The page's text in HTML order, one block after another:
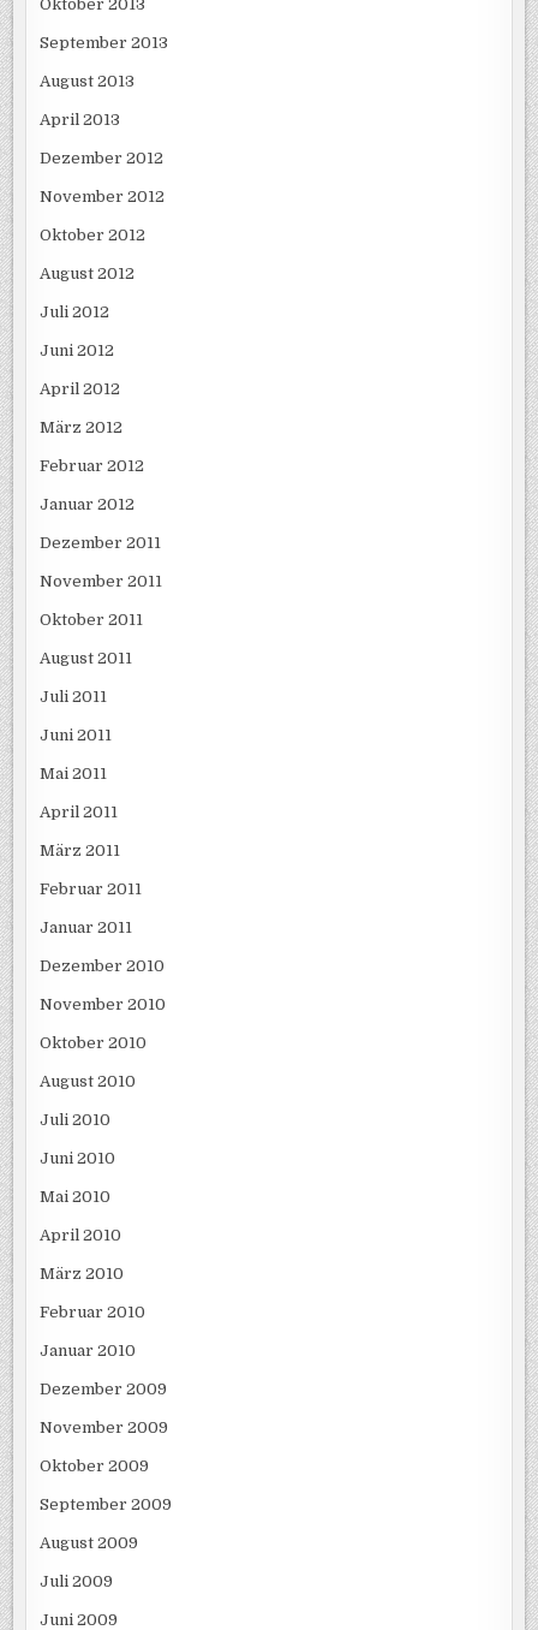
Oktober 2013
September 2013
August 2013
April 2013
Dezember 2012
November 2012
Oktober 2012
August 2012
Juli 2012
Juni 2012
April 2012
März 2012
Februar 2012
Januar 2012
Dezember 2011
November 2011
Oktober 2011
August 2011
Juli 2011
Juni 2011
Mai 2011
April 2011
März 2011
Februar 2011
Januar 2011
Dezember 2010
November 2010
Oktober 2010
August 2010
Juli 2010
Juni 2010
Mai 2010
April 2010
März 2010
Februar 2010
Januar 2010
Dezember 2009
November 2009
Oktober 2009
September 2009
August 2009
Juli 2009
Juni 2009